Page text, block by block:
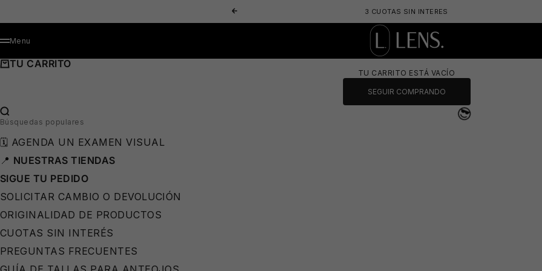
ANTERIOR
3 CUOTAS SIN INTERES
LENS. OPTICA ONLINE - LENTES DE SOL Y
MENÚ
Menu
TU CARRITO
TU CARRITO ESTÁ VACÍO
SEGUIR COMPRANDO
BUSCAR…
Búsquedas populares
🗓️ AGENDA UN EXAMEN VISUAL
📍 NUESTRAS TIENDAS
SIGUE TU PEDIDO
SOLICITAR CAMBIO O DEVOLUCIÓN
ORIGINALIDAD DE PRODUCTOS
CUOTAS SIN INTERÉS
PREGUNTAS FRECUENTES
⛱️